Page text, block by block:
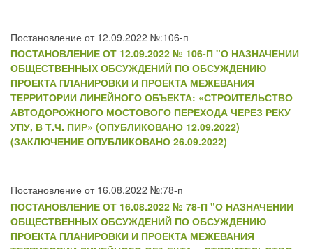
Постановление от 12.09.2022 №:106-п
ПОСТАНОВЛЕНИЕ ОТ 12.09.2022 № 106-П "О НАЗНАЧЕНИИ
ОБЩЕСТВЕННЫХ ОБСУЖДЕНИЙ ПО ОБСУЖДЕНИЮ
ПРОЕКТА ПЛАНИРОВКИ И ПРОЕКТА МЕЖЕВАНИЯ
ТЕРРИТОРИИ ЛИНЕЙНОГО ОБЪЕКТА: «СТРОИТЕЛЬСТВО
АВТОДОРОЖНОГО МОСТОВОГО ПЕРЕХОДА ЧЕРЕЗ РЕКУ
УПУ, В Т.Ч. ПИР» (ОПУБЛИКОВАНО 12.09.2022)
(ЗАКЛЮЧЕНИЕ ОПУБЛИКОВАНО 26.09.2022)
Постановление от 16.08.2022 №:78-п
ПОСТАНОВЛЕНИЕ ОТ 16.08.2022 № 78-П "О НАЗНАЧЕНИИ
ОБЩЕСТВЕННЫХ ОБСУЖДЕНИЙ ПО ОБСУЖДЕНИЮ
ПРОЕКТА ПЛАНИРОВКИ И ПРОЕКТА МЕЖЕВАНИЯ